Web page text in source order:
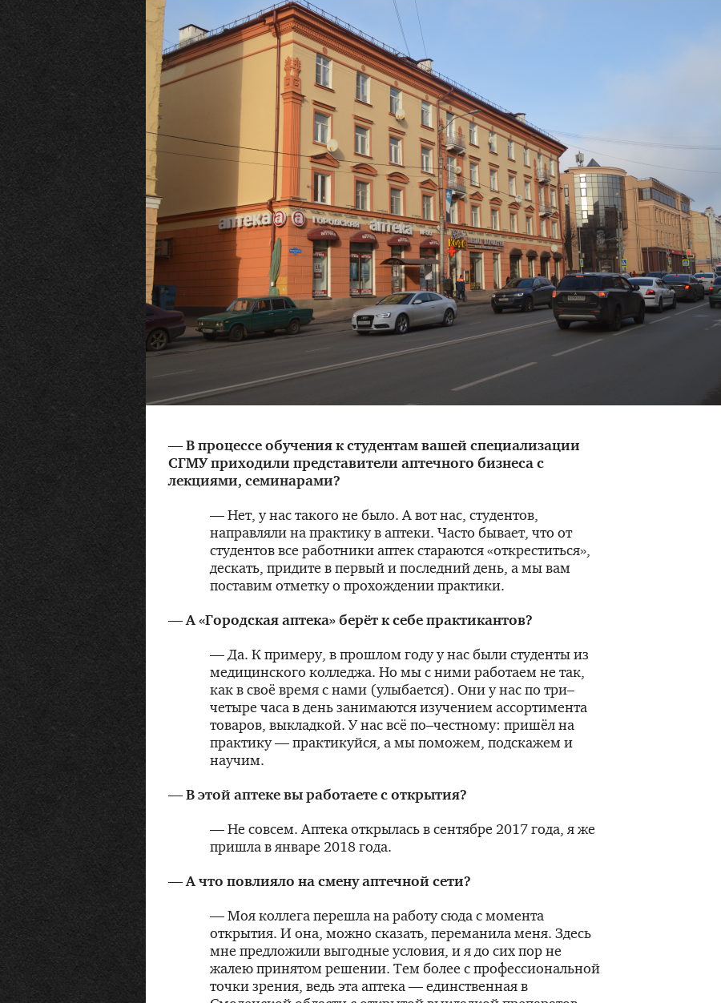
— В процессе обучения к студентам вашей специализации
СГМУ приходили представители аптечного бизнеса с
лекциями, семинарами?
— Нет, у нас такого не было. А вот нас, студентов,
направляли на практику в аптеки. Часто бывает, что от
студентов все работники аптек стараются «откреститься»,
дескать, придите в первый и последний день, а мы вам
поставим отметку о прохождении практики.
— А «Городская аптека» берёт к себе практикантов?
— Да. К примеру, в прошлом году у нас были студенты из
медицинского колледжа. Но мы с ними работаем не так,
как в своё время с нами (улыбается). Они у нас по три–
четыре часа в день занимаются изучением ассортимента
товаров, выкладкой. У нас всё по–честному: пришёл на
практику — практикуйся, а мы поможем, подскажем и
научим.
— В этой аптеке вы работаете с открытия?
— Не совсем. Аптека открылась в сентябре 2017 года, я же
пришла в январе 2018 года.
— А что повлияло на смену аптечной сети?
— Моя коллега перешла на работу сюда с момента
открытия. И она, можно сказать, переманила меня. Здесь
мне предложили выгодные условия, и я до сих пор не
жалею принятом решении. Тем более с профессиональной
точки зрения, ведь эта аптека — единственная в